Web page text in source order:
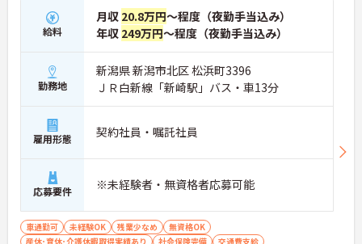
給料
月収 20.8万円～程度（夜勤手当込み）
年収 249万円～程度（夜勤手当込み）
勤務地
新潟県 新潟市北区 松浜町3396
ＪＲ白新線「新崎駅」バス・車13分
雇用形態 契約社員・嘱託社員
応募要件 ※未経験者・無資格者応募可能
車通勤可 未経験OK 残業少なめ
無資格OK
産休･育休･介護休暇取得実績あり
社会保険完備 交通費支給